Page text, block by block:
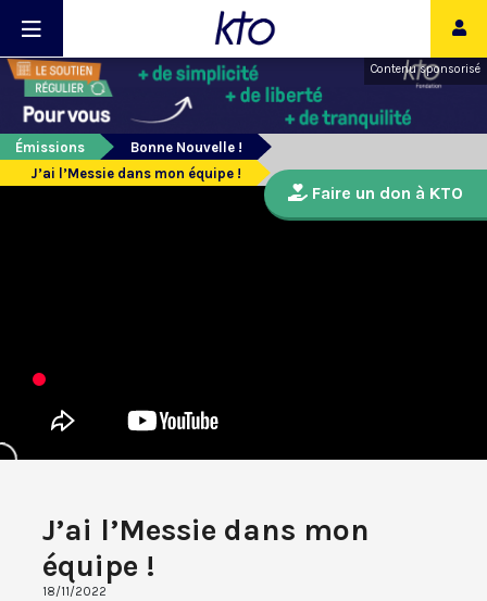
Contenu sponsorisé
Émissions
Bonne Nouvelle !
J’ai l’Messie dans mon équipe !
J’ai l’Messie dans mon
équipe !
18/11/2022
Faire un don à KTO